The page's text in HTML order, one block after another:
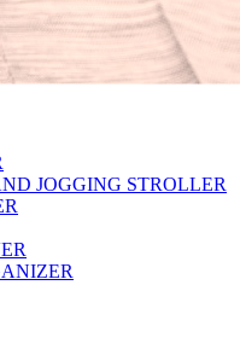
JOGGING STROLLER